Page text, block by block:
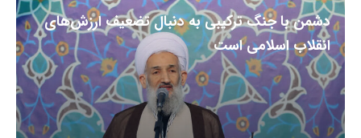
دشمن با جنگ ترکیبی به دنبال تضعیف ارزش‌های
انقلاب اسلامی است